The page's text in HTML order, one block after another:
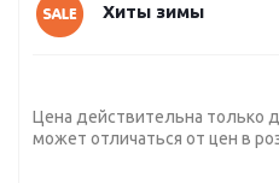
Хиты зимы
Цена действительна только
может отличаться от цен в